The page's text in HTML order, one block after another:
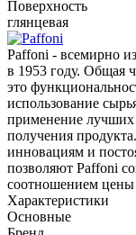
Поверхность
глянцевая
Paffoni - всемирно
в 1953 году. Общая
это
использование
применение лучших
получения
инновациям и
позволяют Paffoni
соотношением цены
Характеристики
Основные